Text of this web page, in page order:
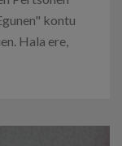
kontu
Hala ere,